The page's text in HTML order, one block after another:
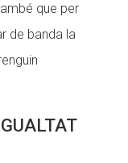
que per
de banda la